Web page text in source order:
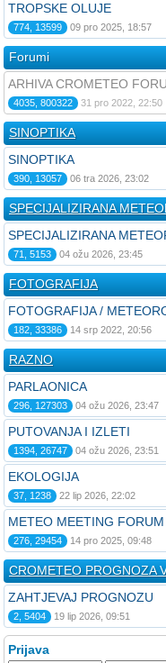
TROPSKE OLUJE
774, 13599 09 pro 2025, 18:57
Forumi
ARHIVA CROMETEO
4035, 800322 31 pro 2022, 22:50
SINOPTIKA
SINOPTIKA
390, 13057 06 tra 2026, 23:02
SPECIJALIZIRANA
SPECIJALIZIRANA
71, 5153 04 ožu 2026, 23:45
FOTOGRAFIJA
FOTOGRAFIJA /
182, 33386 14 srp 2022, 20:56
RAZNO
PARLAONICA
296, 127303 04 ožu 2026, 23:47
PUTOVANJA I IZLETI
1394, 26747 04 ožu 2026, 23:51
EKOLOGIJA
37, 1238 22 lip 2026, 22:02
METEO MEETING FORUM
276, 29454 14 pro 2025, 09:48
CROMETEO PROGNOZA
ZAHTJEVAJ PROGNOZU
2, 5404 19 lip 2026, 09:51
Prijava